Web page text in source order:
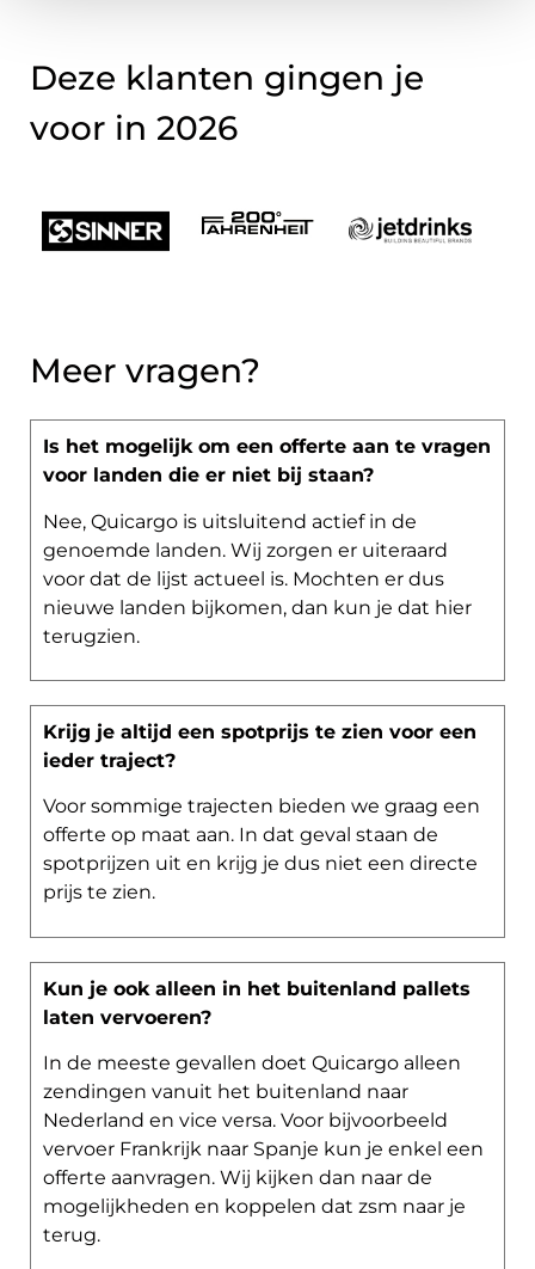
Deze klanten gingen je
voor in 2026
Meer vragen?
Is het mogelijk om een offerte aan te vragen
voor landen die er niet bij staan?
Nee, Quicargo is uitsluitend actief in de
genoemde landen. Wij zorgen er uiteraard
voor dat de lijst actueel is. Mochten er dus
nieuwe landen bijkomen, dan kun je dat hier
terugzien.
Krijg je altijd een spotprijs te zien voor een
ieder traject?
Voor sommige trajecten bieden we graag een
offerte op maat aan. In dat geval staan de
spotprijzen uit en krijg je dus niet een directe
prijs te zien.
Kun je ook alleen in het buitenland pallets
laten vervoeren?
In de meeste gevallen doet Quicargo alleen
zendingen vanuit het buitenland naar
Nederland en vice versa. Voor bijvoorbeeld
vervoer Frankrijk naar Spanje kun je enkel een
offerte aanvragen. Wij kijken dan naar de
mogelijkheden en koppelen dat zsm naar je
terug.